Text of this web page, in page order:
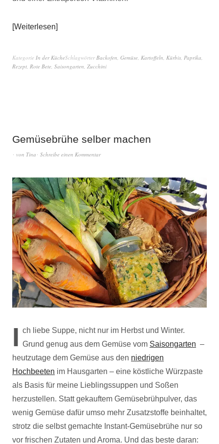
Weiterlesen
Kategorie In der KücheSchlagwörterBackofen, Gemüse, Kartoffeln, Kürbis, Paprika,
Rezept, Rote Bete, Saisongarten, Zucchini
Gemüsebrühe selber machen
von Tina Schreibe einen Kommentar
I ch liebe Suppe, nicht nur im Herbst und Winter.
Grund genug aus dem Gemüse vom Saisongarten –
heutzutage dem Gemüse aus den niedrigen
Hochbeeten im Hausgarten – eine köstliche Würzpaste
als Basis für meine Lieblingssuppen und Soßen
herzustellen. Statt gekauftem Gemüsebrühpulver, das
wenig Gemüse dafür umso mehr Zusatzstoffe beinhaltet,
strotz die selbst gemachte Instant-Gemüsebrühe nur so
vor frischen Zutaten und Aroma. Und das beste daran: